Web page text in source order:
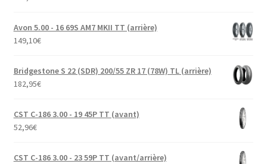
Avon 5.00 - 16 69S AM7 MKII TT (arrière)
149,10€
Bridgestone S 22 (SDR) 200/55 ZR 17 (78W) TL (arrière)
182,95€
CST C-186 3.00 - 19 45P TT (avant)
52,96€
CST C-186 3.00 - 23 59P TT (avant/arrière)